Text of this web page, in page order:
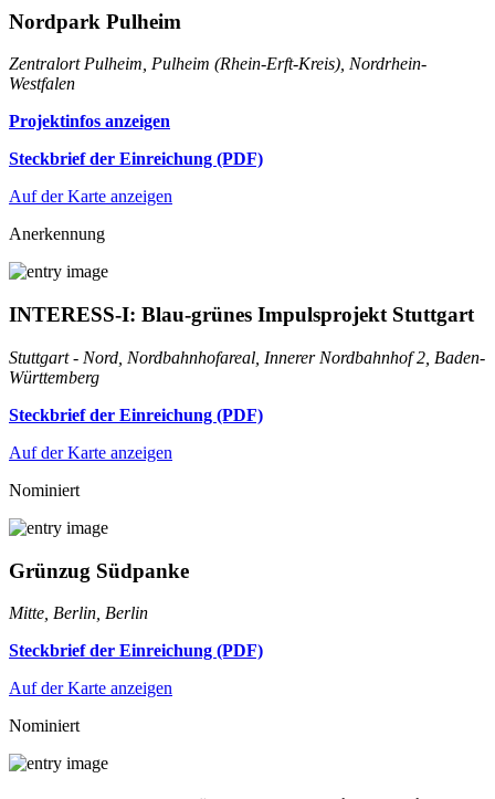
Nordpark Pulheim
Zentralort Pulheim, Pulheim (Rhein-Erft-Kreis), Nordrhein-
Westfalen
Projektinfos anzeigen
Steckbrief der Einreichung (PDF)
Auf der Karte anzeigen
Anerkennung
INTERESS-I: Blau-grünes Impulsprojekt Stuttgart
Stuttgart - Nord, Nordbahnhofareal, Innerer Nordbahnhof 2, Baden-
Württemberg
Steckbrief der Einreichung (PDF)
Auf der Karte anzeigen
Nominiert
Grünzug Südpanke
Mitte, Berlin, Berlin
Steckbrief der Einreichung (PDF)
Auf der Karte anzeigen
Nominiert